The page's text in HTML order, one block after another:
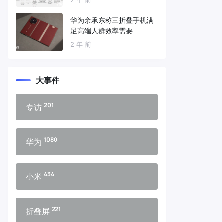
华为余承东称三折叠手机满
足高端人群效率需要
2 年 前
大事件
专访 201
华为 1080
小米 434
折叠屏 221